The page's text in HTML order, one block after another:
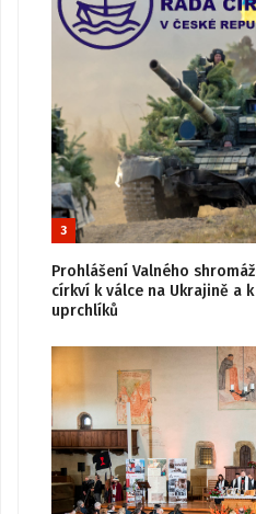
3
Prohlášení Valného
církví k válce na Ukrajině a
uprchlíků